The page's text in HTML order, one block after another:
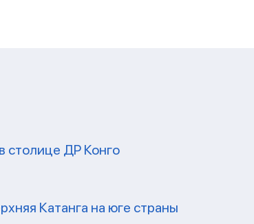
столице ДР Конго
Катанга на юге страны